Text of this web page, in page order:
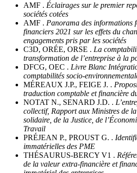
AMF . Éclairages sur le premier
sociétés cotées
AMF . Panorama des informations
financiers 2021 sur les effets du
engagements pris par les sociétés
C3D, ORÉE, ORSE . La
transformation de l’entreprise à la
DFCG, OEC . Livre Blanc
comptabilités socio-
MÉREAUX J.P., FEIGE J. .
traduction comptable et financière
NOTAT N., SENARD J.D. .
collectif, Rapport aux Ministres de
solidaire, de la Justice, de
Travail
PRÉJEAN P., PROUST G. .
immatérielles des PME
THÉSAURUS-BERCY V1 .
de la valeur extra-financière et